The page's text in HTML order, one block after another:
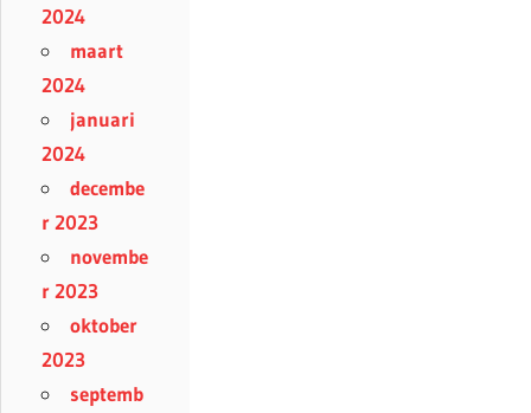
2024
maart
2024
januari
2024
decembe
r 2023
novembe
r 2023
oktober
2023
septemb